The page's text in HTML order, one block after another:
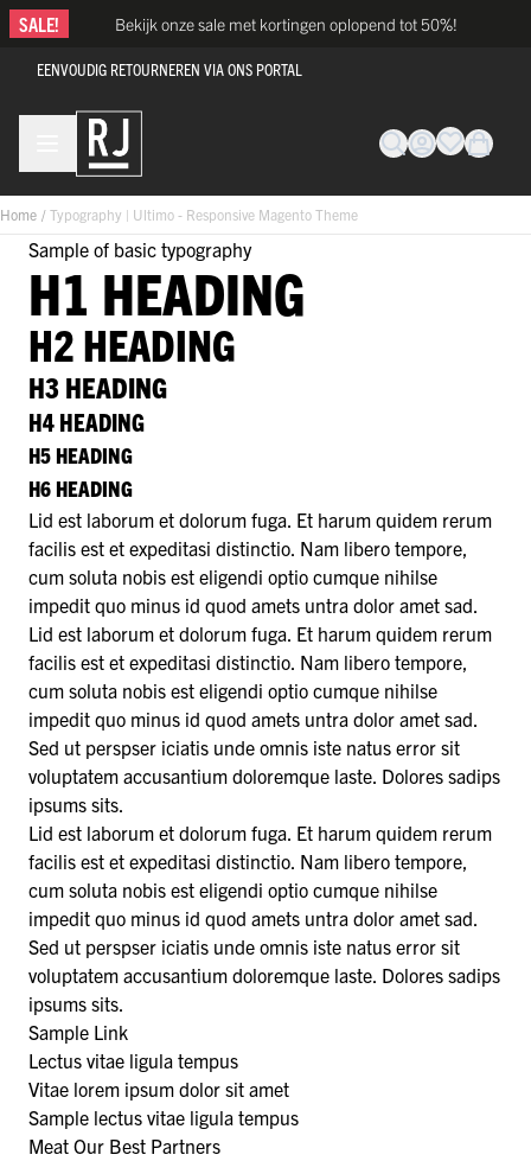
Ga naar de inhoud
SALE! Bekijk onze sale met kortingen oplopend tot 50%!
EENVOUDIG RETOURNEREN VIA ONS PORTAL
Home / Typography | Ultimo - Responsive Magento Theme
Sample of basic typography
H1 HEADING
H2 HEADING
H3 HEADING
H4 HEADING
H5 HEADING
H6 HEADING
Lid est laborum et dolorum fuga. Et harum quidem rerum
facilis est et expeditasi distinctio. Nam libero tempore,
cum soluta nobis est eligendi optio cumque nihilse
impedit quo minus id quod amets untra dolor amet sad.
Lid est laborum et dolorum fuga. Et harum quidem rerum
facilis est et expeditasi distinctio. Nam libero tempore,
cum soluta nobis est eligendi optio cumque nihilse
impedit quo minus id quod amets untra dolor amet sad.
Sed ut perspser iciatis unde omnis iste natus error sit
voluptatem accusantium doloremque laste. Dolores sadips
ipsums sits.
Lid est laborum et dolorum fuga. Et harum quidem rerum
facilis est et expeditasi distinctio. Nam libero tempore,
cum soluta nobis est eligendi optio cumque nihilse
impedit quo minus id quod amets untra dolor amet sad.
Sed ut perspser iciatis unde omnis iste natus error sit
voluptatem accusantium doloremque laste. Dolores sadips
ipsums sits.
Sample Link
Lectus vitae ligula tempus
Vitae lorem ipsum dolor sit amet
Sample lectus vitae ligula tempus
Meat Our Best Partners